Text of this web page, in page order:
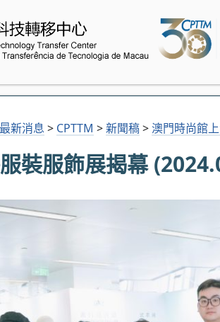
最新消息 > CPTTM >新聞稿> 澳門時尚館
裝服飾展揭幕